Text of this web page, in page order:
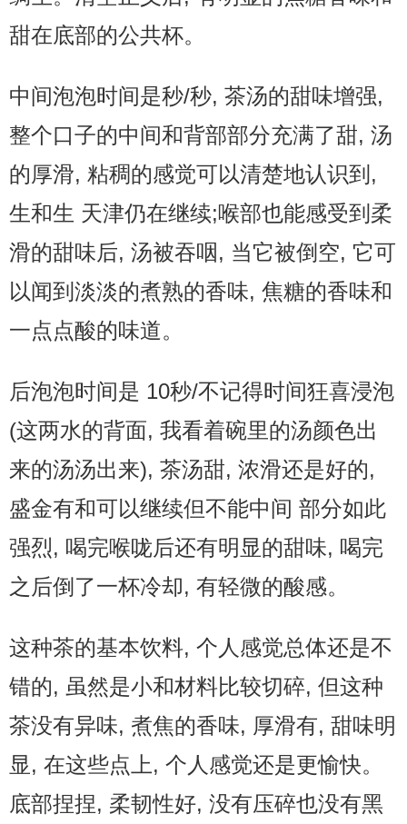
甜在底部的公共杯。
中间泡泡时间是秒/秒, 茶汤的甜味增强,
整个口子的中间和背部部分充满了甜, 汤
的厚滑, 粘稠的感觉可以清楚地认识到,
生和生 天津仍在继续;喉部也能感受到柔
滑的甜味后, 汤被吞咽, 当它被倒空, 它可
以闻到淡淡的煮熟的香味, 焦糖的香味和
一点点酸的味道。
后泡泡时间是 10秒/不记得时间狂喜浸泡
(这两水的背面, 我看着碗里的汤颜色出
来的汤汤出来), 茶汤甜, 浓滑还是好的,
盛金有和可以继续但不能中间 部分如此
强烈, 喝完喉咙后还有明显的甜味, 喝完
之后倒了一杯冷却, 有轻微的酸感。
这种茶的基本饮料, 个人感觉总体还是不
错的, 虽然是小和材料比较切碎, 但这种
茶没有异味, 煮焦的香味, 厚滑有, 甜味明
显, 在这些点上, 个人感觉还是更愉快。
底部捏捏, 柔韧性好, 没有压碎也没有黑